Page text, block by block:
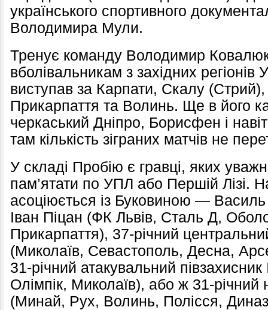
українського спортивного
Володимира Мули.
Тренує команду Володимир
вболівальникам з західних регіонів
виступав за Карпати, Скалу
Прикарпаття та Волинь. Ще в його
черкаський Дніпро, Борисфен і
там кількість зіграних матчів не
У складі Пробію є гравці, яких
пам’ятати по УПЛ або Першій Лізі.
асоціюється із Буковиною —
Іван Піцан (ФК Львів, Сталь Д,
Прикарпаття), 37-річний
(Миколаїв, Севастополь, Десна,
31-річний атакувальний
Олімпік, Миколаїв), або ж 31-
(Минай, Рух, Волинь, Полісся,